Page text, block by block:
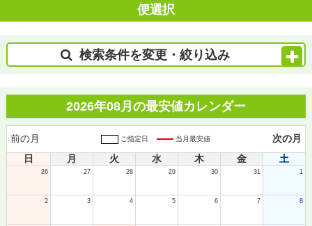
便選択
検索条件を変更・絞り込み
2026年08月の最安値カレンダー
前の月 ご指定日 当月最安値
次の月
日
月 火 水 木 金 土
26 27 28 29 30 31 1
2 3 4 5 6 7 8